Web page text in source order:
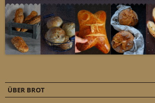
ÜBER BROT